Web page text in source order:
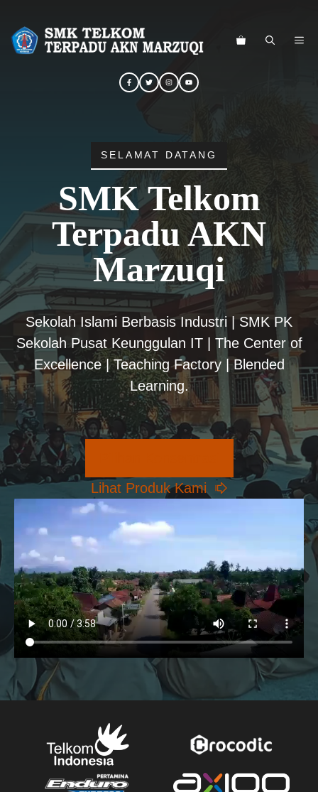
SELAMAT DATANG
SMK Telkom
Terpadu AKN
Marzuqi
Sekolah Islami Berbasis Industri | SMK PK
Sekolah Pusat Keunggulan IT | The Center of
Excellence | Teaching Factory | Blended
Learning.
Lihat Produk Kami